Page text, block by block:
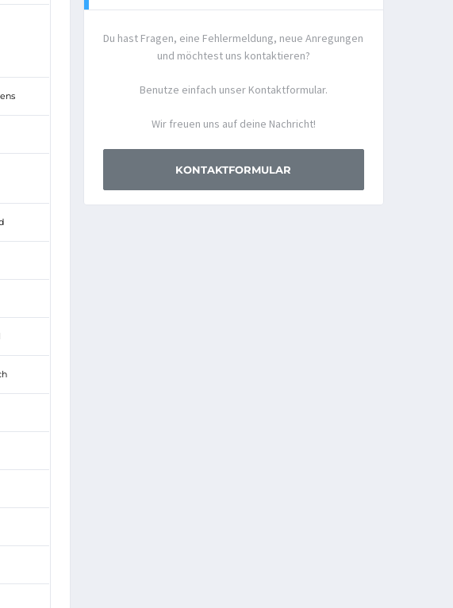
Du hast Fragen, eine Fehlermeldung, neue Anregungen
und möchtest uns kontaktieren?
Benutze einfach unser Kontaktformular.
Wir freuen uns auf deine Nachricht!
KONTAKTFORMULAR